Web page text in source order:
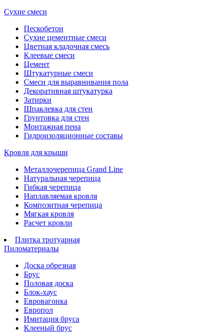
Сухие смеси
Пескобетон
Сухие цементные смеси
Цветная кладочная смесь
Клеевые смеси
Цемент
Штукатурные смеси
Смеси для выравнивания пола
Декоративная штукатурка
Затирки
Шпаклевка для стен
Грунтовка для стен
Монтажная пена
Гидроизоляционные составы
Кровля для крыши
Металлочерепица Grand Line
Натуральная черепица
Гибкая черепица
Наплавляемая кровля
Композитная черепица
Мягкая кровля
Расчет кровли
Плитка тротуарная
Пиломатериалы
Доска обрезная
Брус
Половая доска
Блок-хаус
Евровагонка
Европол
Имитация бруса
Клееный брус